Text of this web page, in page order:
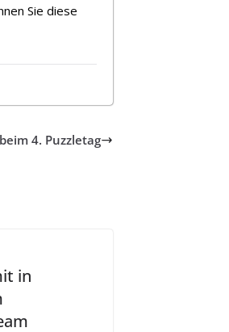
Sie diese
4. Puzzletag
in